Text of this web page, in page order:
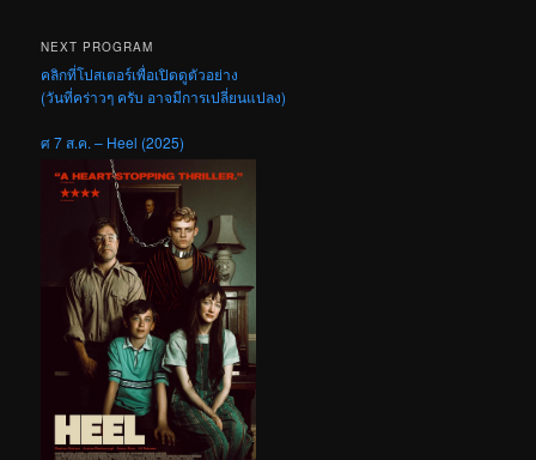
NEXT PROGRAM
คลิกที่โปสเตอร์เพื่อเปิดดูตัวอย่าง
(วันที่คร่าวๆ ครับ อาจมีการเปลี่ยนแปลง)
ศ 7 ส.ค. – Heel (2025)